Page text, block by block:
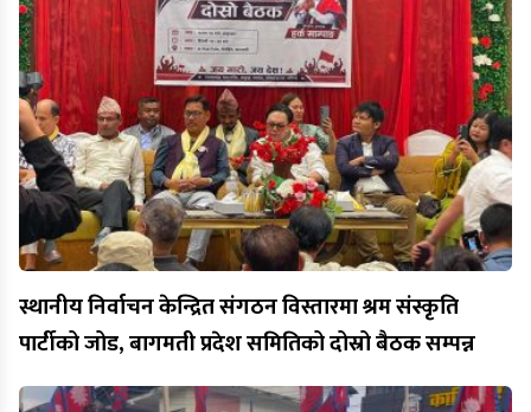
स्थानीय निर्वाचन केन्द्रित संगठन विस्तारमा श्रम संस्कृति
पार्टीको जोड, बागमती प्रदेश समितिको दोस्रो बैठक सम्पन्न